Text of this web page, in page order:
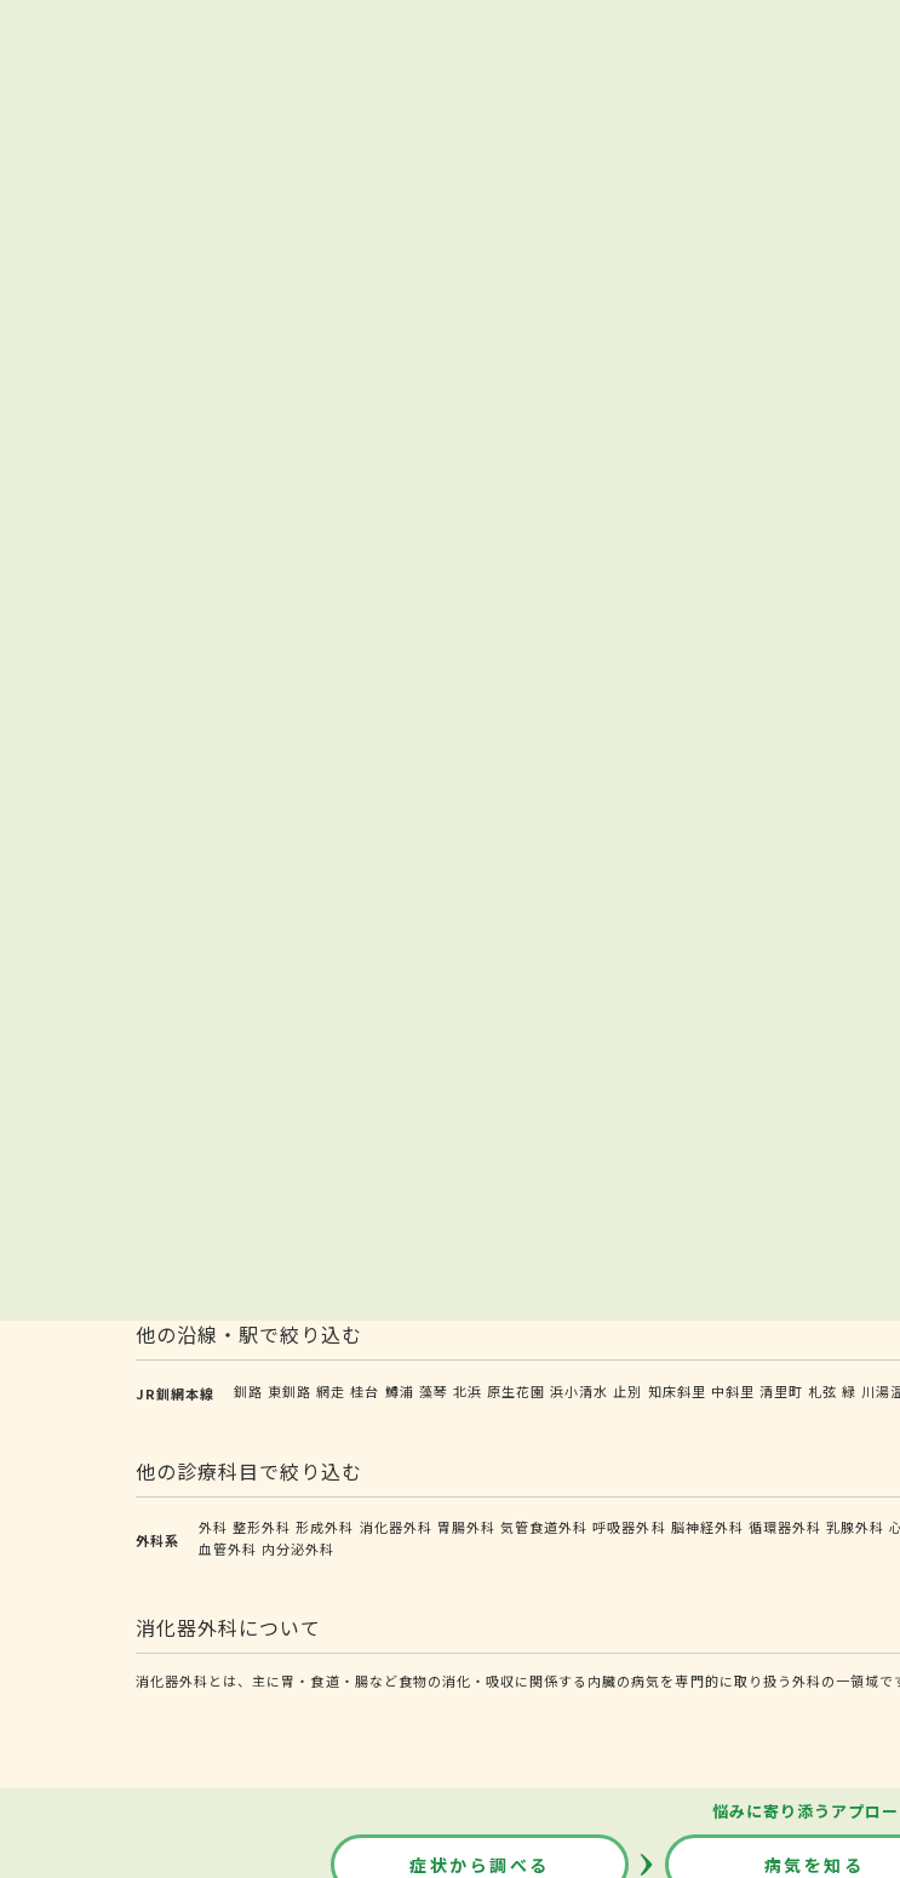
他の沿線・駅で絞り込む
JR釧網本線 釧路 東釧路 網走 桂台 鱒浦 藻琴 北浜 原生花園 浜小清水 止別 知床斜里 中斜里 清里町 札弦 緑 川湯
他の診療科目で絞り込む
外科系
外科 整形外科 形成外科 消化器外科 胃腸外科 気管食道外科 呼吸器外科 脳神経外科 循環器外科 乳腺外科
血管外科 内分泌外科
消化器外科について
消化器外科とは、主に胃・食道・腸など食物の消化・吸収に関係する内臓の病気を専門的に取り扱う外科の一領域
悩みに寄り添うアプロ
症状から調べる 病気を知る